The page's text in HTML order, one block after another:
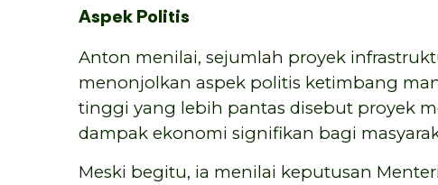
Aspek Politis
Anton menilai, sejumlah proyek
menonjolkan aspek politis ketimbang
tinggi yang lebih pantas disebut proyek
dampak ekonomi signifikan bagi
Meski begitu, ia menilai keputusan